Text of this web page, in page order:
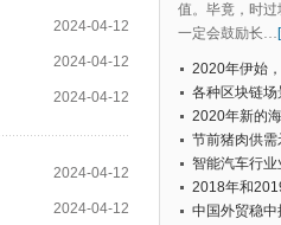
2024-04-12
2024-04-12
2024-04-12
2024-04-12
2024-04-12
值。毕竟，时过
一定会鼓励长…
2020年伊始
各种区块链
2020年新的
节前猪肉供需
智能汽车行
2018年和
中国外贸稳中